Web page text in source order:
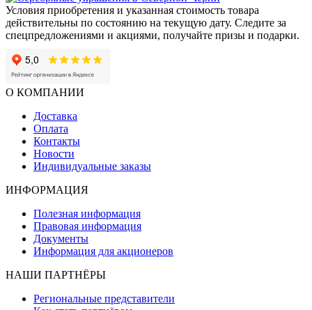
Условия приобретения и указанная стоимость товара
действительны по состоянию на текущую дату. Следите за
спецпредложениями и акциями, получайте призы и подарки.
О КОМПАНИИ
Доставка
Оплата
Контакты
Новости
Индивидуальные заказы
ИНФОРМАЦИЯ
Полезная информация
Правовая информация
Документы
Информация для акционеров
НАШИ ПАРТНЁРЫ
Региональные представители